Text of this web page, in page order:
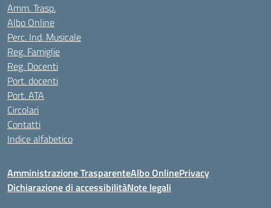
Amm. Trasp.
Albo Online
Perc. Ind. Musicale
Reg. Famiglie
Reg. Docenti
Port. docenti
Port. ATA
Circolari
Contatti
Indice alfabetico
Amministrazione TrasparenteAlbo OnlinePrivacy
Dichiarazione di accessibilitàNote legali